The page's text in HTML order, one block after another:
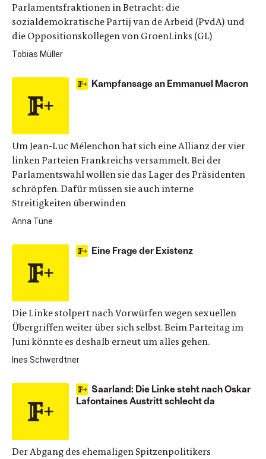
Parlamentsfraktionen in Betracht: die
sozialdemokratische Partij van de Arbeid (PvdA) und
die Oppositionskollegen von GroenLinks (GL)
Tobias Müller
Kampfansage an Emmanuel Macron
Um Jean-Luc Mélenchon hat sich eine Allianz der vier
linken Parteien Frankreichs versammelt. Bei der
Parlamentswahl wollen sie das Lager des Präsidenten
schröpfen. Dafür müssen sie auch interne
Streitigkeiten überwinden
Anna Tüne
Eine Frage der Existenz
Die Linke stolpert nach Vorwürfen wegen sexuellen
Übergriffen weiter über sich selbst. Beim Parteitag im
Juni könnte es deshalb erneut um alles gehen.
Ines Schwerdtner
Saarland: Die Linke steht nach Oskar
Lafontaines Austritt schlecht da
Der Abgang des ehemaligen Spitzenpolitikers